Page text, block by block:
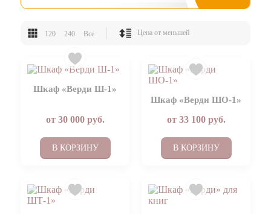
120 240 Все
Шкаф «Верди Ш-1»
от 30 000руб.
В КОРЗИНУ
Шкаф «Верди ШО-1»
от 33 100руб.
В КОРЗИНУ